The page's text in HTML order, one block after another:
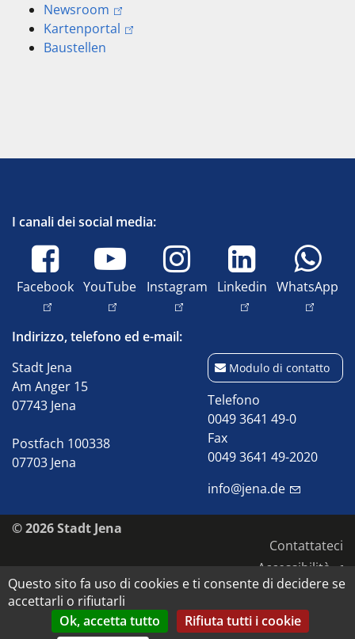
Newsroom
Kartenportal
Baustellen
I canali dei social media:
Facebook YouTube Instagram Linkedin WhatsApp
Indirizzo, telefono ed e-mail:
Stadt Jena
Am Anger 15
07743 Jena
Postfach 100338
07703 Jena
Modulo di contatto
Telefono
0049 3641 49-0
Fax
0049 3641 49-2020
info@jena.de
© 2026 Stadt Jena
Contattateci
Accessibilità
Protezione dei dati
Impronta
Diritti d'autore e d'immagine
Questo sito fa uso di cookies e ti consente di decidere se
accettarli o rifiutarli
Ok, accetta tutto
Rifiuta tutti i cookie